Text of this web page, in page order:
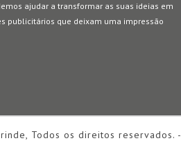
ajudar a transformar as suas ideias em
publicitários que deixam uma impressão
Todos os direitos reservados.